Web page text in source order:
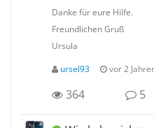
Danke für eure Hilfe.
Freundlichen Gruß
Ursula
ursel93 vor 2
364 5